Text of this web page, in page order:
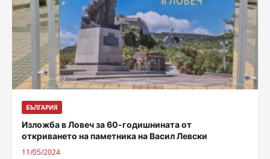
БЪЛГАРИЯ
Изложба в Ловеч за 60-годишнината от
откриването на паметника на Васил Левски
11/05/2024